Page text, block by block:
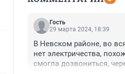
Гость
29 марта 2024, 18:39
В Невском районе, во
нет электричества,
смогла дозвониться,